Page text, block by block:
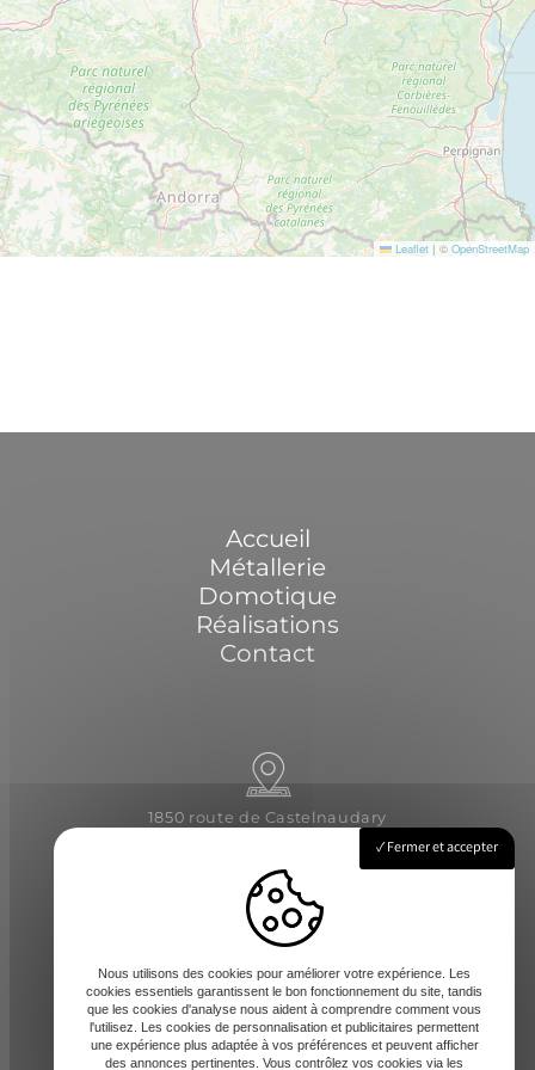
Leaflet | © OpenStreetMap
Accueil
Métallerie
Domotique
Réalisations
Contact
1850 route de Castelnaudary
Fermer et accepter
Nous utilisons des cookies pour améliorer votre expérience. Les
cookies essentiels garantissent le bon fonctionnement du site, tandis
que les cookies d'analyse nous aident à comprendre comment vous
l'utilisez. Les cookies de personnalisation et publicitaires permettent
une expérience plus adaptée à vos préférences et peuvent afficher
des annonces pertinentes. Vous contrôlez vos cookies via les